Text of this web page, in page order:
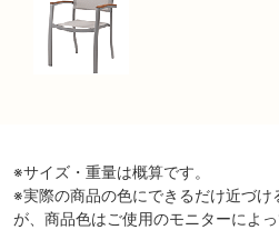
※サイズ・重量は概算です。
※実際の商品の色にできるだけ近づけ
が、商品色はご使用のモニターによ